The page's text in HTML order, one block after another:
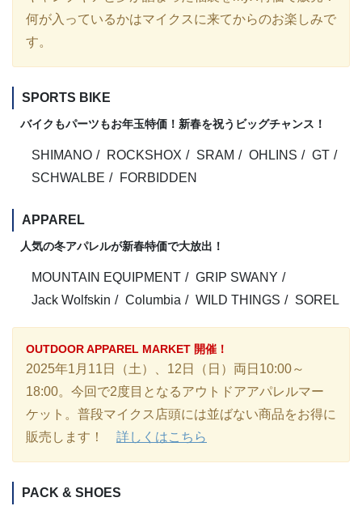
何が入っているかはマイクスに来てからのお楽しみで
す。
SPORTS BIKE
バイクもパーツもお年玉特価！新春を祝うビッグチャンス！
SHIMANO ROCKSHOX SRAM OHLINS
GT
SCHWALBE
FORBIDDEN
APPAREL
人気の冬アパレルが新春特価で大放出！
MOUNTAIN EQUIPMENT
GRIP SWANY
Jack Wolfskin
Columbia WILD THINGS SOREL
OUTDOOR APPAREL MARKET 開催！
2025年1月11日（土）、12日（日）両日10:00～
18:00。今回で2度目となるアウトドアアパレルマー
ケット。普段マイクス店頭には並ばない商品をお得に
販売します！ 詳しくはこちら
PACK & SHOES